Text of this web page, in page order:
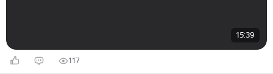
15:39
117